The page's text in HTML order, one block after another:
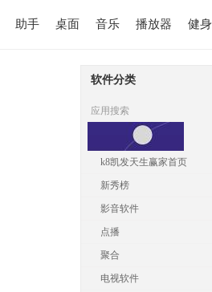
健身
播放器
音乐
桌面
助手
软件分类
应用搜索
k8凯发天生赢家首页
新秀榜
影音软件
点播
聚合
电视软件